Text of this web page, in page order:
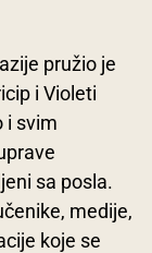
pružio je
i Violeti
i svim
sa posla.
medije,
koje se